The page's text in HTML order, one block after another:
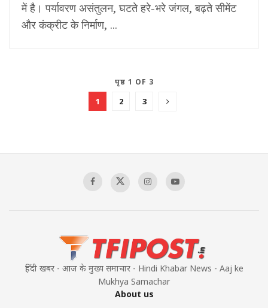
में है। पर्यावरण असंतुलन, घटते हरे-भरे जंगल, बढ़ते सीमेंट
और कंक्रीट के निर्माण, ...
पृष्ठ 1 OF 3
1 2 3
हिंदी खबर - आज के मुख्य समाचार - Hindi Khabar News - Aaj ke
Mukhya Samachar
About us